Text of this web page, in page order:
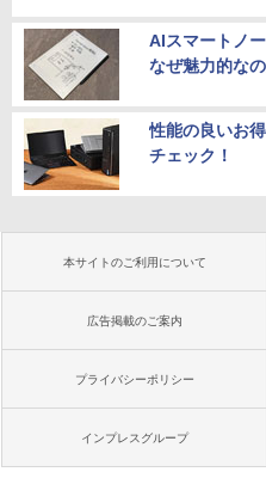
AIスマートノ
なぜ魅力的な
性能の良いお
チェック！
本サイトのご利用について
広告掲載のご案内
プライバシーポリシー
インプレスグループ